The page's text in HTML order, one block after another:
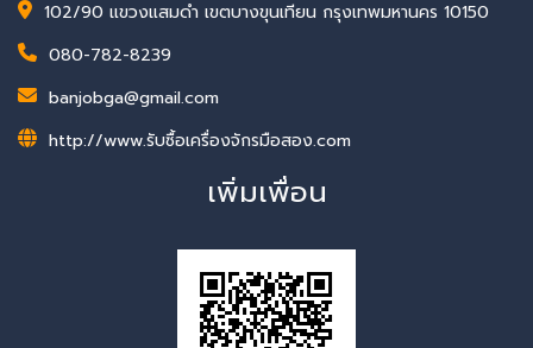
102/90 แขวงแสมดำ เขตบางขุนเทียน กรุงเทพมหานคร 10150
080-782-8239
banjobga@gmail.com
http://www.รับซื้อเครื่องจักรมือสอง.com
เพิ่มเพื่อน